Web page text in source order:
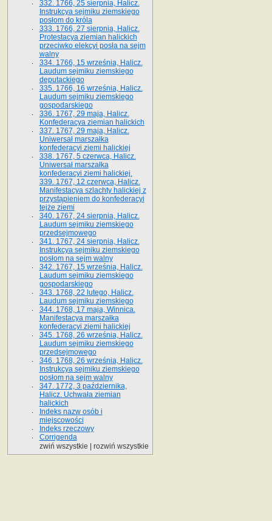
332. 1766, 25 sierpnia, Halicz.
Instrukcya sejmiku ziemskiego
posłom do króla
333. 1766, 27 sierpnia, Halicz.
Protestacya ziemian halickich
przeciwko elekcyi posła na sejm
walny
334. 1766, 15 września, Halicz.
Laudum sejmiku ziemskiego
deputackiego
335. 1766, 16 września, Halicz.
Laudum sejmiku ziemskiego
gospodarskiego
336. 1767, 29 maja, Halicz.
Konfederacya ziemian halickich
337. 1767, 29 maja, Halicz.
Uniwersał marszałka
konfederacyi ziemi halickiej
338. 1767, 5 czerwca, Halicz.
Uniwersał marszałka
konfederacyi ziemi halickiej.
339. 1767, 12 czerwca, Halicz.
Manifestacya szlachty halickiej z
przystąpieniem do konfederacyi
tejże ziemi
340. 1767, 24 sierpnia, Halicz.
Laudum sejmiku ziemskiego
przedsejmowego
341. 1767, 24 sierpnia, Halicz.
Instrukcya sejmiku ziemskiego
posłom na sejm walny
342. 1767, 15 września, Halicz.
Laudum sejmiku ziemskiego
gospodarskiego
343. 1768, 22 lutego, Halicz.
Laudum sejmiku ziemskiego
344. 1768, 17 maja, Winnica.
Manifestacya marszałka
konfederacyi ziemi halickiej
345. 1768, 26 września, Halicz.
Laudum sejmiku ziemskiego
przedsejmowego
346. 1768, 26 września, Halicz.
Instrukcya sejmiku ziemskiego
posłom na sejm walny
347. 1772, 3 października,
Halicz. Uchwała ziemian
halickich
Indeks nazw osób i
miejscowości
Indeks rzeczowy
Corrigenda
zwiń wszystkie
rozwiń wszystkie